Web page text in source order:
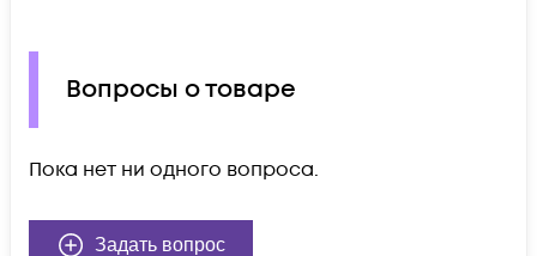
Вопросы о товаре
Пока нет ни одного вопроса.
Задать вопрос